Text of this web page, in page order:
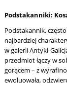
Podstakanniki:
Podstakannik,
najbardziej
w galerii Antyki-
przedmiot łączy w
gorącem – z
ewoluowała,